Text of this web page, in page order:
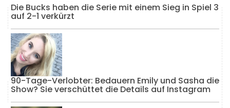
Die Bucks haben die Serie mit einem Sieg in Spiel 3
auf 2-1 verkürzt
90-Tage-Verlobter: Bedauern Emily und Sasha die
Show? Sie verschüttet die Details auf Instagram